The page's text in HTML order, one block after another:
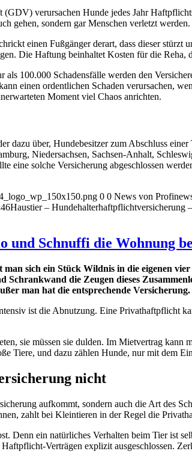
(GDV) verursachen Hunde jedes Jahr
gehen, sondern gar Menschen verletzt werden.
einen Fußgänger derart, dass dieser
Die Haftung beinhaltet Kosten für die Reha,
100.000 Schadensfälle werden den
einen ordentlichen Schaden verursachen,
Moment viel Chaos anrichten.
dazu über, Hundebesitzer zum Abschluss
Niedersachsen, Sachsen-Anhalt,
eine solche Versicherung abgeschlossen
0 0 News von
Haustier – Hundehalterhaftpflichtversicherung
und Schnuffi die Wohnung
sich ein Stück Wildnis in die eigenen
die Zeugen dieses
man hat die entsprechende Versicherung.
ist die Abnutzung. Eine
sie müssen sie dulden. Im Mietvertrag
Tiere, und dazu zählen Hunde, nur mit dem
nicht
aufkommt, sondern auch die Art des
zahlt bei Kleintieren in der Regel die
Denn ein natürliches Verhalten beim Tier ist
Verträgen explizit ausgeschlossen.